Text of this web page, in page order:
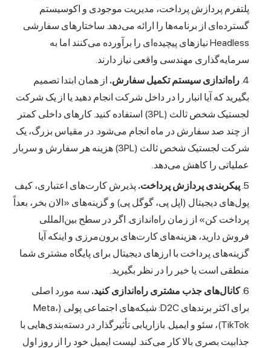
پلتفرم پردازش پرداخت، مدیریت موجودی و اکوسیستم
گسترده‌ای از برنامه‌ها را ارائه می‌دهد. ساختارهای سفارشی
Headless نیازهای پیچیده‌ای را برآورده می‌کنند اما به
سرمایه‌گذاری مهندسی واقعی نیاز دارند.
راه‌اندازی سیستم تکمیل سفارش.از همان ابتدا تصمیم
بگیرید که آیا انبار را در داخل شرکت انجام دهید یا از یک شرکت
لجستیک شخص ثالث (3PL) استفاده کنید. کارهای داخلی کمتر
از چند صد سفارش در ماه انجام می‌شود. در مقیاس بزرگ، یک
شرکت لجستیک شخص ثالث (3PL) هزینه هر سفارش و سربار
عملیاتی را کاهش می‌دهد.
پیکربندی پردازش پرداخت.پذیرش کارت‌های اعتباری، کیف
پول‌های دیجیتال (اپل پی، گوگل پی) و گزینه‌های «الان بخر، بعداً
پرداخت کن» از زمان راه‌اندازی. اگر در سطح بین‌المللی
فروش دارید، هزینه‌های کارت‌های برون‌مرزی و اینکه آیا
گزینه‌های پرداخت با ارزهای دیجیتال برای پایگاه مشتری شما
منطقی است یا خیر را در نظر بگیرید.
کانال‌های جذب مشتری راه‌اندازی کنید.سه مورد اصلی
برای اکثر برندهای D2C: شبکه‌های اجتماعی پولی (Meta،
TikTok)، سئو و ایمیل. بازاریابی تأثیرگذار در دسته‌بندی‌هایی با
جذابیت بصری بالا کار می‌کند. لیست ایمیل خود را از روز اول